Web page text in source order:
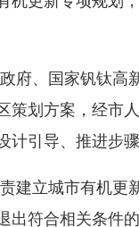
、国家钒钛高
策划方案，经市
计引导、推进步
立城市有机更
出符合相关条件